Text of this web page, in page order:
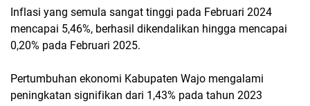
Inflasi yang semula sangat tinggi pada Februari 2024
mencapai 5,46%, berhasil dikendalikan hingga mencapai
0,20% pada Februari 2025.
Pertumbuhan ekonomi Kabupaten Wajo mengalami
peningkatan signifikan dari 1,43% pada tahun 2023